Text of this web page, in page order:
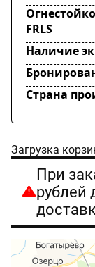
FRLS
Наличие
Страна
Загрузка
При
рублей